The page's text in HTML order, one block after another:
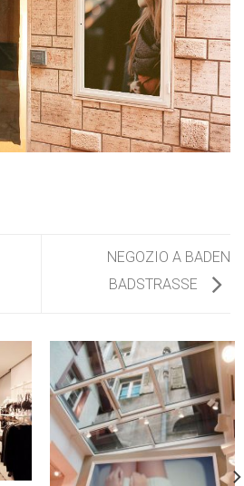
NEGOZIO A BADEN
BADSTRASSE